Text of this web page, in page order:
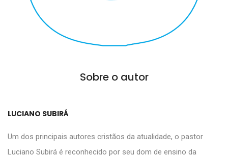
Sobre o autor
LUCIANO SUBIRÁ
Um dos principais autores cristãos da atualidade, o pastor
Luciano Subirá é reconhecido por seu dom de ensino da